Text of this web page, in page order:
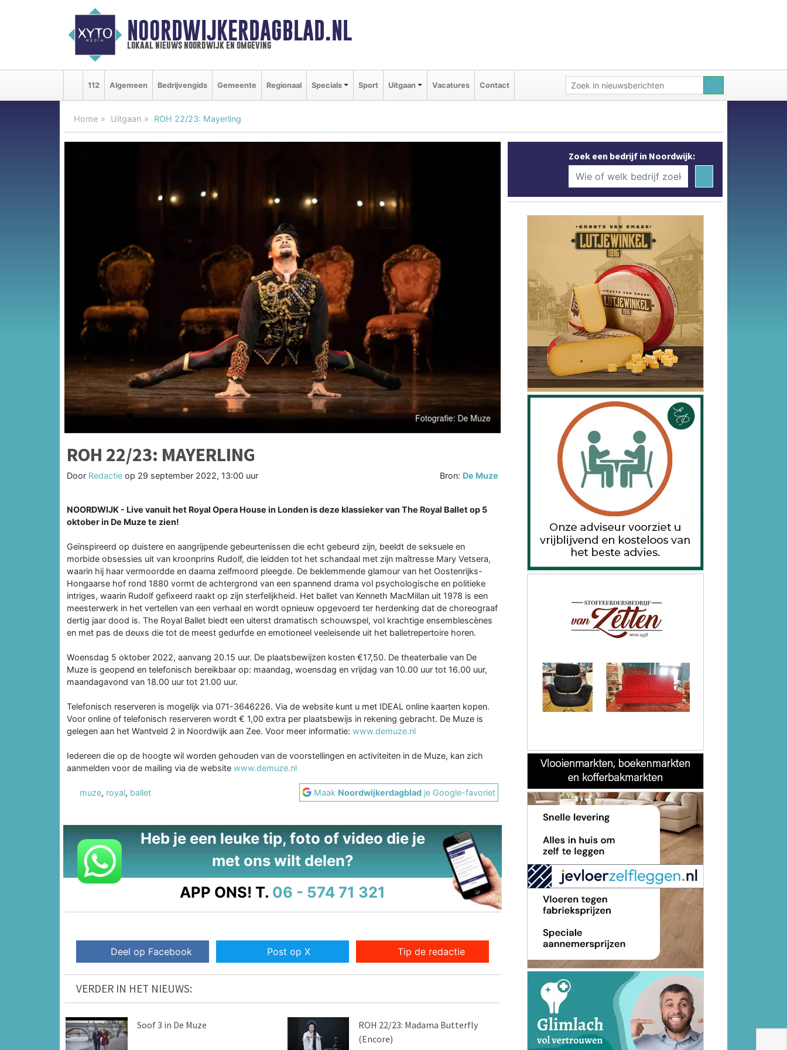
NOORDWIJKERDAGBLAD.NL
lokaal nieuws noordwijk en omgeving
112 Algemeen Bedrijvengids Gemeente Regionaal Specials Sport Uitgaan Vacatures Contact
Home Uitgaan ROH 22/23: Mayerling
ROH 22/23: MAYERLING
Door Redactie op 29 september 2022, 13:00 uur Bron: De Muze
NOORDWIJK - Live vanuit het Royal Opera House in Londen is deze klassieker van The Royal Ballet op 5
oktober in De Muze te zien!
Geïnspireerd op duistere en aangrijpende gebeurtenissen die echt gebeurd zijn, beeldt de seksuele en
morbide obsessies uit van kroonprins Rudolf, die leidden tot het schandaal met zijn maîtresse Mary Vetsera,
waarin hij haar vermoordde en daarna zelfmoord pleegde. De beklemmende glamour van het Oostenrijks-
Hongaarse hof rond 1880 vormt de achtergrond van een spannend drama vol psychologische en politieke
intriges, waarin Rudolf gefixeerd raakt op zijn sterfelijkheid. Het ballet van Kenneth MacMillan uit 1978 is een
meesterwerk in het vertellen van een verhaal en wordt opnieuw opgevoerd ter herdenking dat de choreograaf
dertig jaar dood is. The Royal Ballet biedt een uiterst dramatisch schouwspel, vol krachtige ensemblescènes
en met pas de deuxs die tot de meest gedurfde en emotioneel veeleisende uit het balletrepertoire horen.
Woensdag 5 oktober 2022, aanvang 20.15 uur. De plaatsbewijzen kosten €17,50. De theaterbalie van De
Muze is geopend en telefonisch bereikbaar op: maandag, woensdag en vrijdag van 10.00 uur tot 16.00 uur,
maandagavond van 18.00 uur tot 21.00 uur.
Telefonisch reserveren is mogelijk via 071-3646226. Via de website kunt u met IDEAL online kaarten kopen.
Voor online of telefonisch reserveren wordt € 1,00 extra per plaatsbewijs in rekening gebracht. De Muze is
gelegen aan het Wantveld 2 in Noordwijk aan Zee. Voor meer informatie: www.demuze.nl
Iedereen die op de hoogte wil worden gehouden van de voorstellingen en activiteiten in de Muze, kan zich
aanmelden voor de mailing via de website www.demuze.nl
muze, royal, ballet Maak Noordwijkerdagblad je Google-favoriet
Heb je een leuke tip, foto of video die je
met ons wilt delen?
APP ONS! T. 06 - 574 71 321
Deel op Facebook Post op X Tip de redactie
VERDER IN HET NIEUWS:
Soof 3 in De Muze
ROH 22/23: Madama Butterfly
(Encore)
Zoek een bedrijf in Noordwijk: